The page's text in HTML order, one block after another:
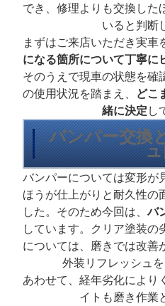
でき、修理よりも交換した
いると判断
まずはご来店いただき実車
になる箇所について丁寧に
そのうえで現車の状態を確
の使用状況を踏まえ、 どこ
緒に決定 し
バンパー交換
バンパーについては変形が
ほうが仕上がりと耐久性の
した。そのため今回は、バ
しています。クリア塗装
については、磨きでは改善
外装リフレッシュを
あわせて、経年劣化により
イトも磨き作業